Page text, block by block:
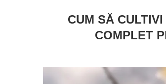
CUM SĂ
COMPLET